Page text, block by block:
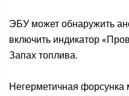
ЭБУ может обнаружить
включить индикатор
Запах топлива.
Негерметичная